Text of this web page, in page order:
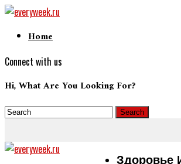
Home
Connect with us
Hi, What Are You Looking For?